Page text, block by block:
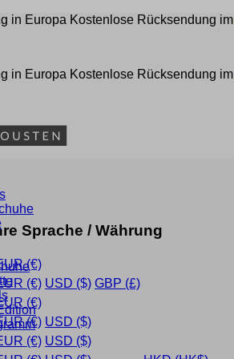
in Europa Kostenlose Rücksendung im
in Europa Kostenlose Rücksendung im
Sprache / Währung
(€)
(€) USD ($) GBP (£)
(€)
(€) USD ($)
(€) USD ($)